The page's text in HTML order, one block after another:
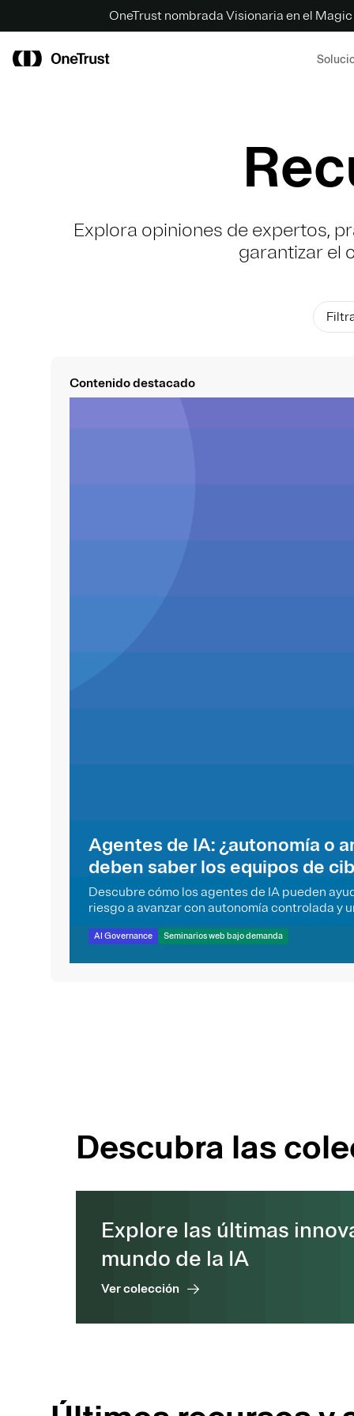
OneTrust nombrada Visionaria en el
Explora opiniones de expertos,
garantizar el
Contenido destacado
Agentes de IA: ¿autonomía o
deben saber los equipos de
Descubre cómo los agentes de IA pueden
riesgo a avanzar con autonomía controlada y
AI Governance Seminarios web bajo demanda
Descubra las
Explore las últimas
mundo de la IA
Ver colección